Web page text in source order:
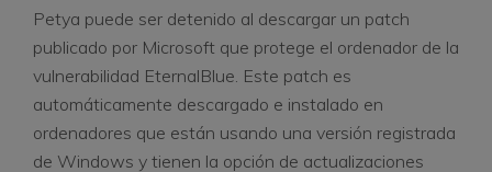
Petya puede ser detenido al descargar un patch
publicado por Microsoft que protege el ordenador de la
vulnerabilidad EternalBlue. Este patch es
automáticamente descargado e instalado en
ordenadores que están usando una versión registrada
de Windows y tienen la opción de actualizaciones